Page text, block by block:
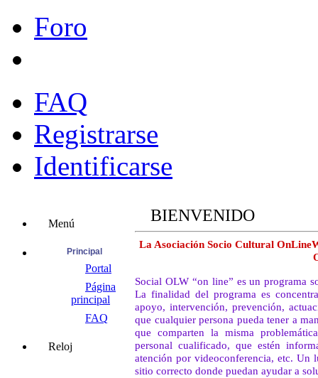
Foro
FAQ
Registrarse
Identificarse
Menú
Principal
Portal
Página
principal
FAQ
Reloj
BIENVENIDO
La Asociación Socio Cultural
Social OLW “on line” es un programa
La finalidad del programa es
apoyo, intervención, prevención,
que cualquier persona pueda tener a
que comparten la misma
personal cualificado, que estén
atención por videoconferencia, etc. Un
sitio correcto donde puedan ayudar a